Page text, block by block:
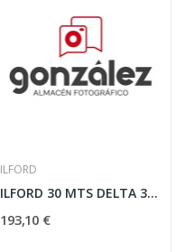
ILFORD
ILFORD 30 MTS DELTA 3200 PROF.
193,10 €